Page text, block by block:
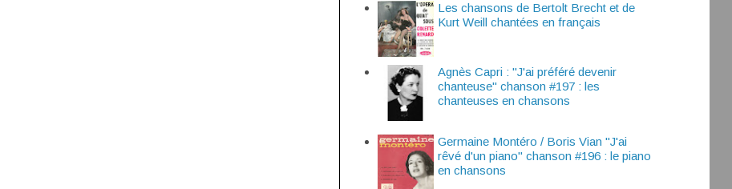
Les chansons de Bertolt Brecht et de
Kurt Weill chantées en français
Agnès Capri : "J'ai préféré devenir
chanteuse" chanson #197 : les
chanteuses en chansons
Germaine Montéro / Boris Vian "J'ai
rêvé d'un piano" chanson #196 : le piano
en chansons